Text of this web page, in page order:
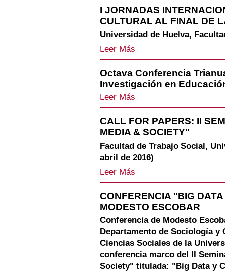
ACABA
EL
PARA
PRESENTAR
PROPUESTAS
COMUNICACIONES
-
CEUTA:
EMPLEO
HOGAR
TRANSFRONTERIZO,
15
MAYO
I JORNADAS
CULTURAL AL FINAL DE
Universidad de Huelva,
I
JORNADAS
DE
COMPETENCIA
CULTURAL
AL
FINAL
DE
LA
VIDA
-
Leer Más
Octava Conferencia
Investigación en
Octava
Conferencia
de
la
Europea
de
Investigación
en
de
Adultos
-
Leer Más
CALL FOR PAPERS: II
MEDIA & SOCIETY"
Facultad de Trabajo Social,
abril de 2016)
CALL
FOR
II
SEMINARIO
DATA,
SOCIAL
MEDIA
-
Leer Más
CONFERENCIA "BIG
MODESTO ESCOBAR
Conferencia de Modesto
Departamento de Sociología y
Ciencias Sociales de la
conferencia marco del II
Society" titulada: "Big Data y